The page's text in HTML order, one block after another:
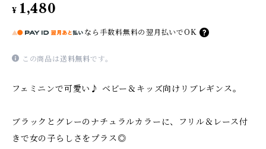
¥ 1,480
なら 手数料無料の 翌月払いでOK
この商品は送料無料です。
フェミニンで可愛い♪ ベビー＆キッズ向けリブレギンス。
ブラックとグレーのナチュラルカラーに、フリル＆レース付
きで女の子らしさをプラス◎